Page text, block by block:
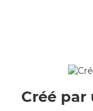
Créé par